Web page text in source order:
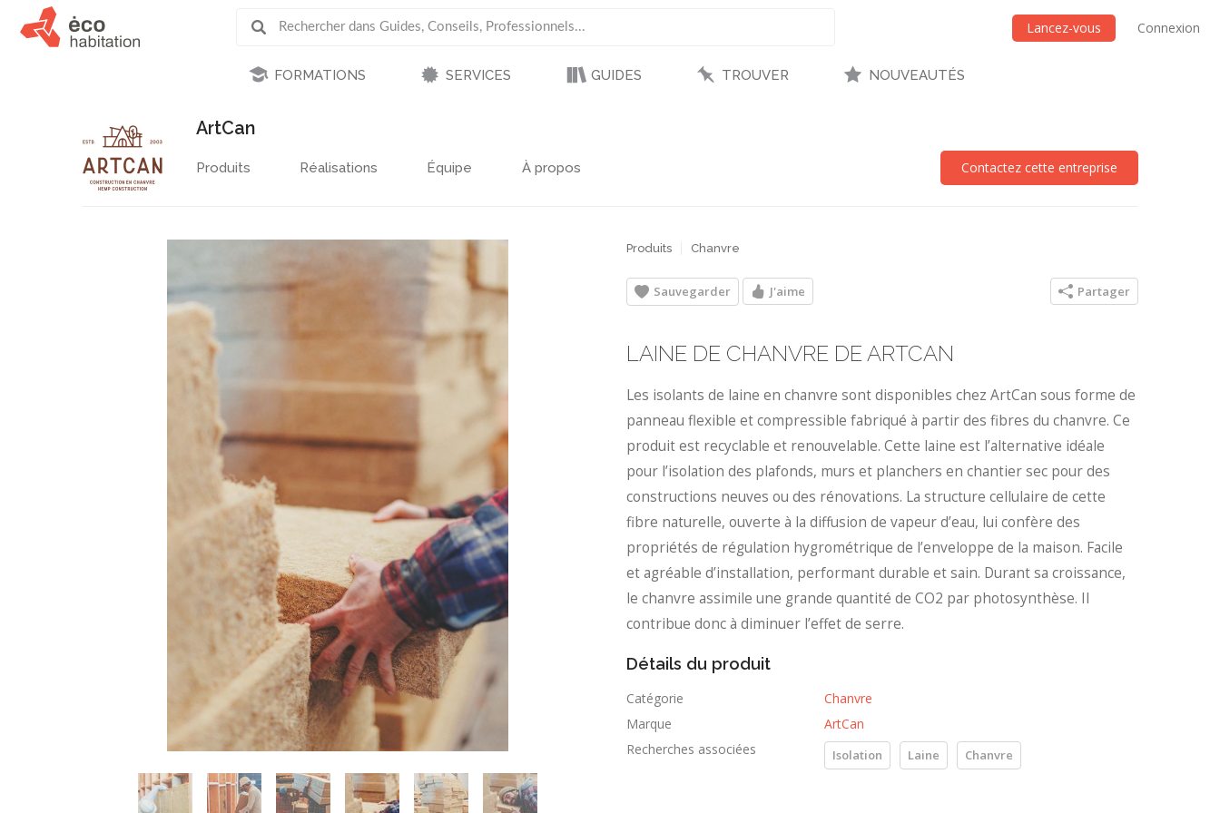
Lancez-vous Connexion
FORMATIONS SERVICES GUIDES TROUVER NOUVEAUTÉS
ArtCan
Contactez cette entreprise
Produits Réalisations Équipe À propos
Produits Chanvre
Sauvegarder J'aime Partager
LAINE DE CHANVRE DE ARTCAN
Les isolants de laine en chanvre sont disponibles chez ArtCan sous forme de
panneau flexible et compressible fabriqué à partir des fibres du chanvre. Ce
produit est recyclable et renouvelable. Cette laine est l’alternative idéale
pour l’isolation des plafonds, murs et planchers en chantier sec pour des
constructions neuves ou des rénovations. La structure cellulaire de cette
fibre naturelle, ouverte à la diffusion de vapeur d’eau, lui confère des
propriétés de régulation hygrométrique de l’enveloppe de la maison. Facile
et agréable d’installation, performant durable et sain. Durant sa croissance,
le chanvre assimile une grande quantité de CO2 par photosynthèse. Il
contribue donc à diminuer l’effet de serre.
Détails du produit
Catégorie
Chanvre
Marque
ArtCan
Recherches associées
Isolation Laine Chanvre